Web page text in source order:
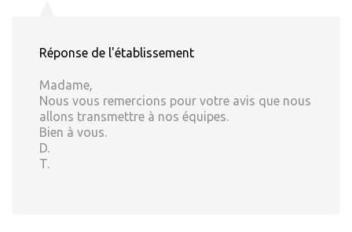
Réponse de l'établissement
Madame,
Nous vous remercions pour votre avis que nous
allons transmettre à nos équipes.
Bien à vous.
D.
T.